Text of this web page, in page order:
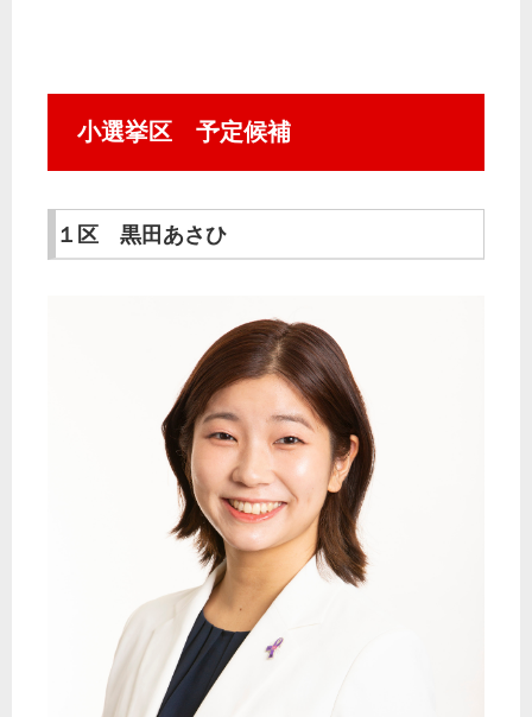
小選挙区 予定候補
１区 黒田あさひ